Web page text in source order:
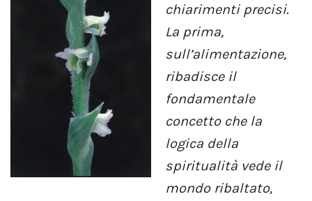
chiarimenti precisi.
La prima,
sull’alimentazione,
ribadisce il
fondamentale
concetto che la
logica della
spiritualità vede il
mondo ribaltato,